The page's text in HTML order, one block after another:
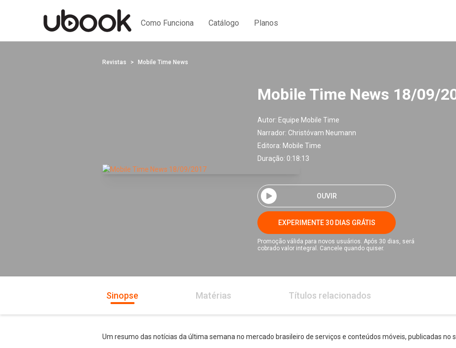
Como Funciona Catálogo Planos
Revistas Mobile Time News
Mobile Time News 18/09/
Autor: Equipe Mobile Time
Narrador: Christóvam Neumann
Editora: Mobile Time
Duração: 0:18:13
OUVIR
EXPERIMENTE 30 DIAS GRÁTIS
Promoção válida para novos usuários. Após 30 dias, será
cobrado valor integral. Cancele quando quiser.
Sinopse Matérias Títulos relacionados
Um resumo das notícias da última semana no mercado brasileiro de serviços e conteúdos móveis, publicadas no